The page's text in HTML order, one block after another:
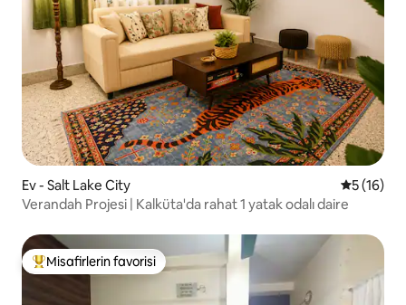
Ev - Salt Lake City 55 (16)
Verandah Projesi | Kalküta'da rahat 1 yatak odalı daire
Misafirlerin favorilerinden en beğenilenler arasında
Misafirlerin favorisi